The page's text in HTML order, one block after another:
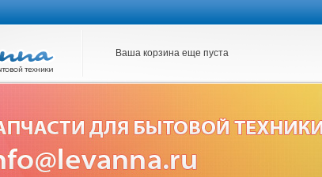
Ваша корзина еще пуста